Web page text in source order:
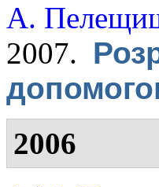
А.
2007.
2006